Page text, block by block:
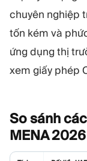
chuyên nghiệp
tốn kém và
ứng dụng thị
xem giấy phép
So sánh
MENA2026